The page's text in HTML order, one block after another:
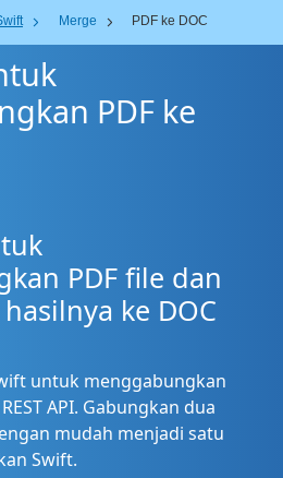
Merge PDF ke DOC
PDF ke
PDF file dan
ke DOC
untuk menggabungkan
API. Gabungkan dua
mudah menjadi satu
Swift.